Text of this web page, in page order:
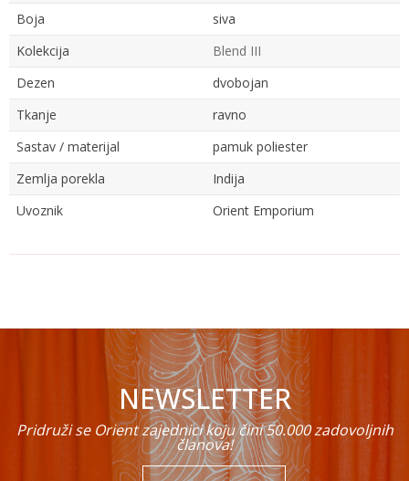
Boja
siva
Kolekcija
Blend III
Dezen
dvobojan
Tkanje
ravno
Sastav / materijal
pamuk poliester
Zemlja porekla
Indija
Uvoznik
Orient Emporium
NEWSLETTER
Pridruži se Orient zajednici koju čini 50.000 zadovoljnih
članova!